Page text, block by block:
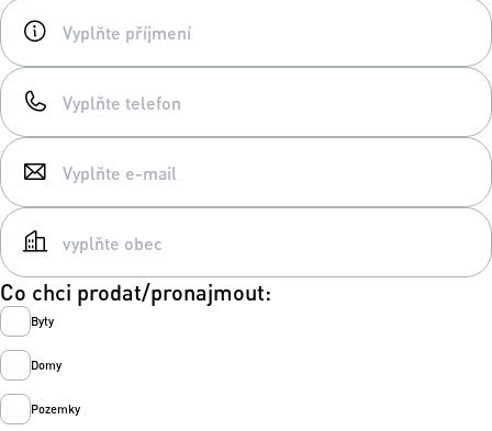
Co chci prodat/pronajmout:
Byty
Domy
Pozemky